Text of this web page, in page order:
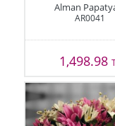
Alman
AR0041
1,498.98